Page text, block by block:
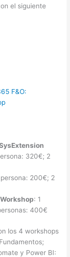
el siguiente
F&O:
320€; 2
persona: 200€; 2
: 1
400€
los 4 workshops
y Power BI: